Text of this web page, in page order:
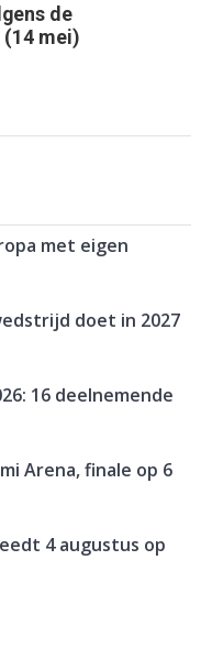
de
mei)
met eigen
doet in 2027
16 deelnemende
Arena, finale op 6
4 augustus op